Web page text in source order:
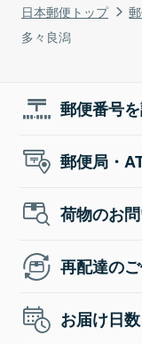
日本郵便トップ
多々良潟
郵便番号
郵便局・
荷物のお
再配達の
お届け日